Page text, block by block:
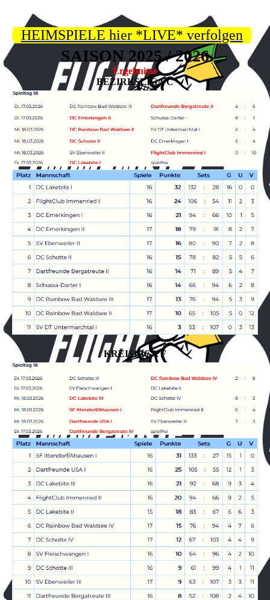
HEIMSPIELE hier *LIVE* verfolgen
SAISON 2025 / 2026
Ergebnisse
BEZIRKSLIGA C
KREISLIGA F